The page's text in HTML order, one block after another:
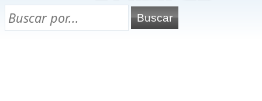
Chuletas para exámenes